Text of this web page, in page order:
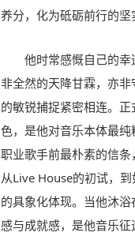
养分，化为砥砺前行的坚
他时常感慨自己的幸
非全然的天降甘霖，亦
的敏锐捕捉紧密相连。
色，是他对音乐本体最
职业歌手前最朴素的信条
从Live House的初试，
的具象化体现。当他沐
感与成就感，是他音乐征